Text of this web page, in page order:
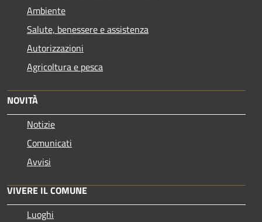
Ambiente
Salute, benessere e assistenza
Autorizzazioni
Agricoltura e pesca
NOVITÀ
Notizie
Comunicati
Avvisi
VIVERE IL COMUNE
Luoghi